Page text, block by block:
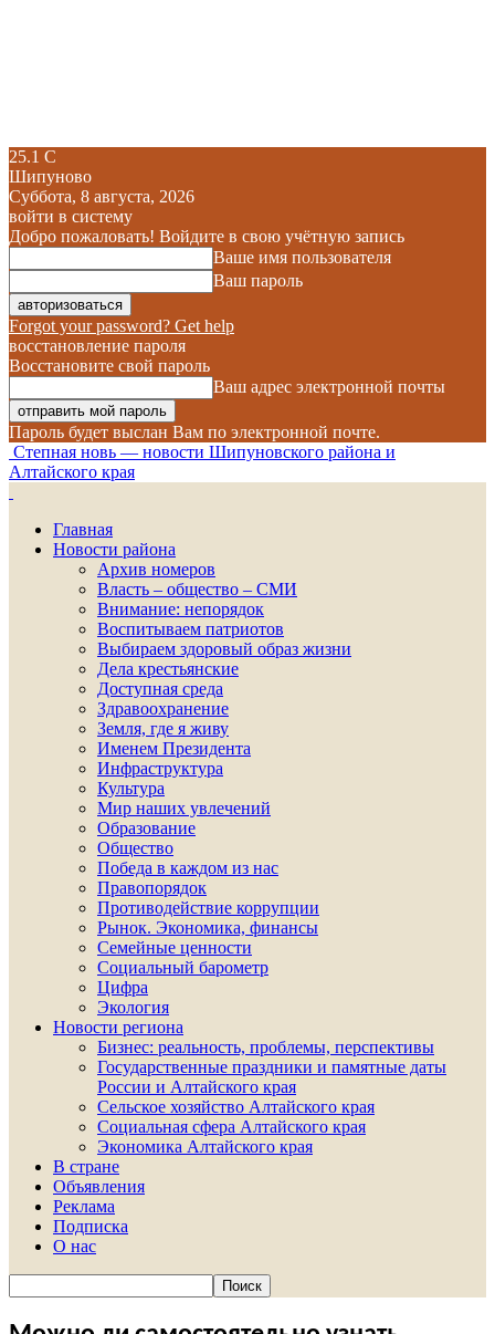
25.1 C
Шипуново
Суббота, 8 августа, 2026
войти в систему
Добро пожаловать! Войдите в свою учётную запись
Ваше имя пользователя
Ваш пароль
Forgot your password? Get help
восстановление пароля
Восстановите свой пароль
Ваш адрес электронной почты
Пароль будет выслан Вам по электронной почте.
Степная новь — новости Шипуновского района и
Алтайского края
Главная
Новости района
Архив номеров
Власть – общество – СМИ
Внимание: непорядок
Воспитываем патриотов
Выбираем здоровый образ жизни
Дела крестьянские
Доступная среда
Здравоохранение
Земля, где я живу
Именем Президента
Инфраструктура
Культура
Мир наших увлечений
Образование
Общество
Победа в каждом из нас
Правопорядок
Противодействие коррупции
Рынок. Экономика, финансы
Семейные ценности
Социальный барометр
Цифра
Экология
Новости региона
Бизнес: реальность, проблемы, перспективы
Государственные праздники и памятные даты
России и Алтайского края
Сельское хозяйство Алтайского края
Социальная сфера Алтайского края
Экономика Алтайского края
В стране
Объявления
Реклама
Подписка
О нас